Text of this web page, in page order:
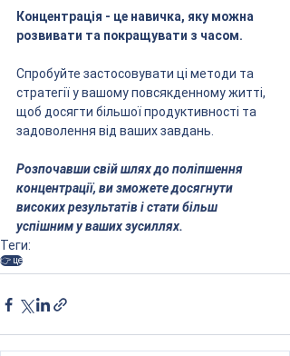
Концентрація - це навичка, яку можна
розвивати та покращувати з часом.
Спробуйте застосовувати ці методи та
стратегії у вашому повсякденному житті,
щоб досягти більшої продуктивності та
задоволення від ваших завдань.
Розпочавши свій шлях до поліпшення
концентрації, ви зможете досягнути
високих результатів і стати більш
успішним у ваших зусиллях.
Теги:
👉 це